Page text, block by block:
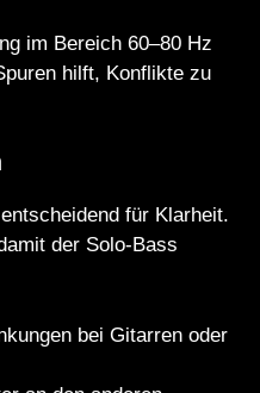
im Bereich 60–80 Hz
hilft, Konflikte zu
für Klarheit.
der Solo-Bass
bei Gitarren oder